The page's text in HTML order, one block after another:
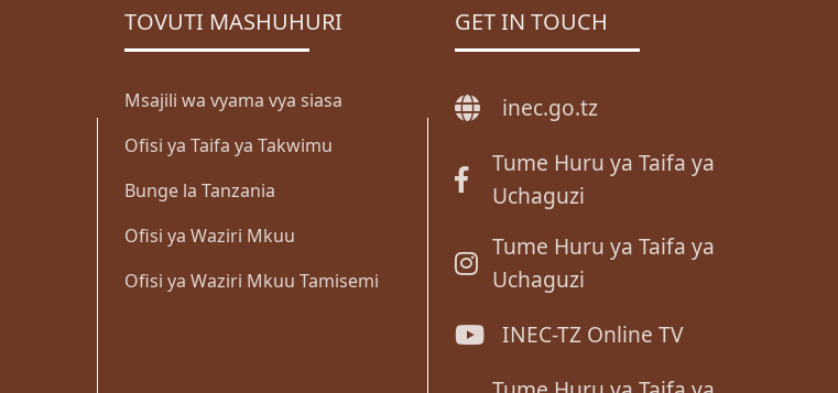
TOVUTI MASHUHURI
Msajili wa vyama vya siasa
Ofisi ya Taifa ya Takwimu
Bunge la Tanzania
Ofisi ya Waziri Mkuu
Ofisi ya Waziri Mkuu Tamisemi
GET IN TOUCH
inec.go.tz
Tume Huru ya Taifa ya
Uchaguzi
Tume Huru ya Taifa ya
Uchaguzi
INEC-TZ Online TV